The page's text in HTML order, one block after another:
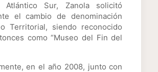
Atlántico Sur, Zanola solicitó
el cambio de denominación
Territorial, siendo reconocido
como “Museo del Fin del
en el año 2008, junto con